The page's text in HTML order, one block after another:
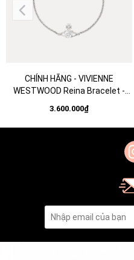
CHÍNH HÃNG - VIVIENNE
WESTWOOD Reina Bracelet -
JEWELRY
3.600.000₫